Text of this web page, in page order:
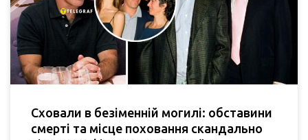
Сховали в безіменній могилі: обставини
смерті та місце поховання скандально